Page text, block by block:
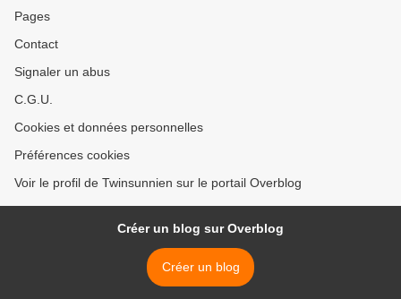
Pages
Contact
Signaler un abus
C.G.U.
Cookies et données personnelles
Préférences cookies
Voir le profil de Twinsunnien sur le portail Overblog
Créer un blog sur Overblog
Créer un blog